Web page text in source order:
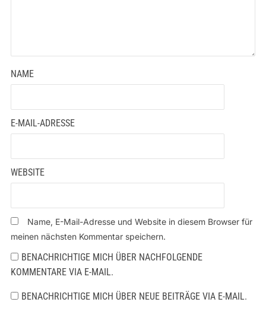
NAME
E-MAIL-ADRESSE
WEBSITE
Name, E-Mail-Adresse und Website in diesem Browser für
meinen nächsten Kommentar speichern.
BENACHRICHTIGE MICH ÜBER NACHFOLGENDE
KOMMENTARE VIA E-MAIL.
BENACHRICHTIGE MICH ÜBER NEUE BEITRÄGE VIA E-MAIL.